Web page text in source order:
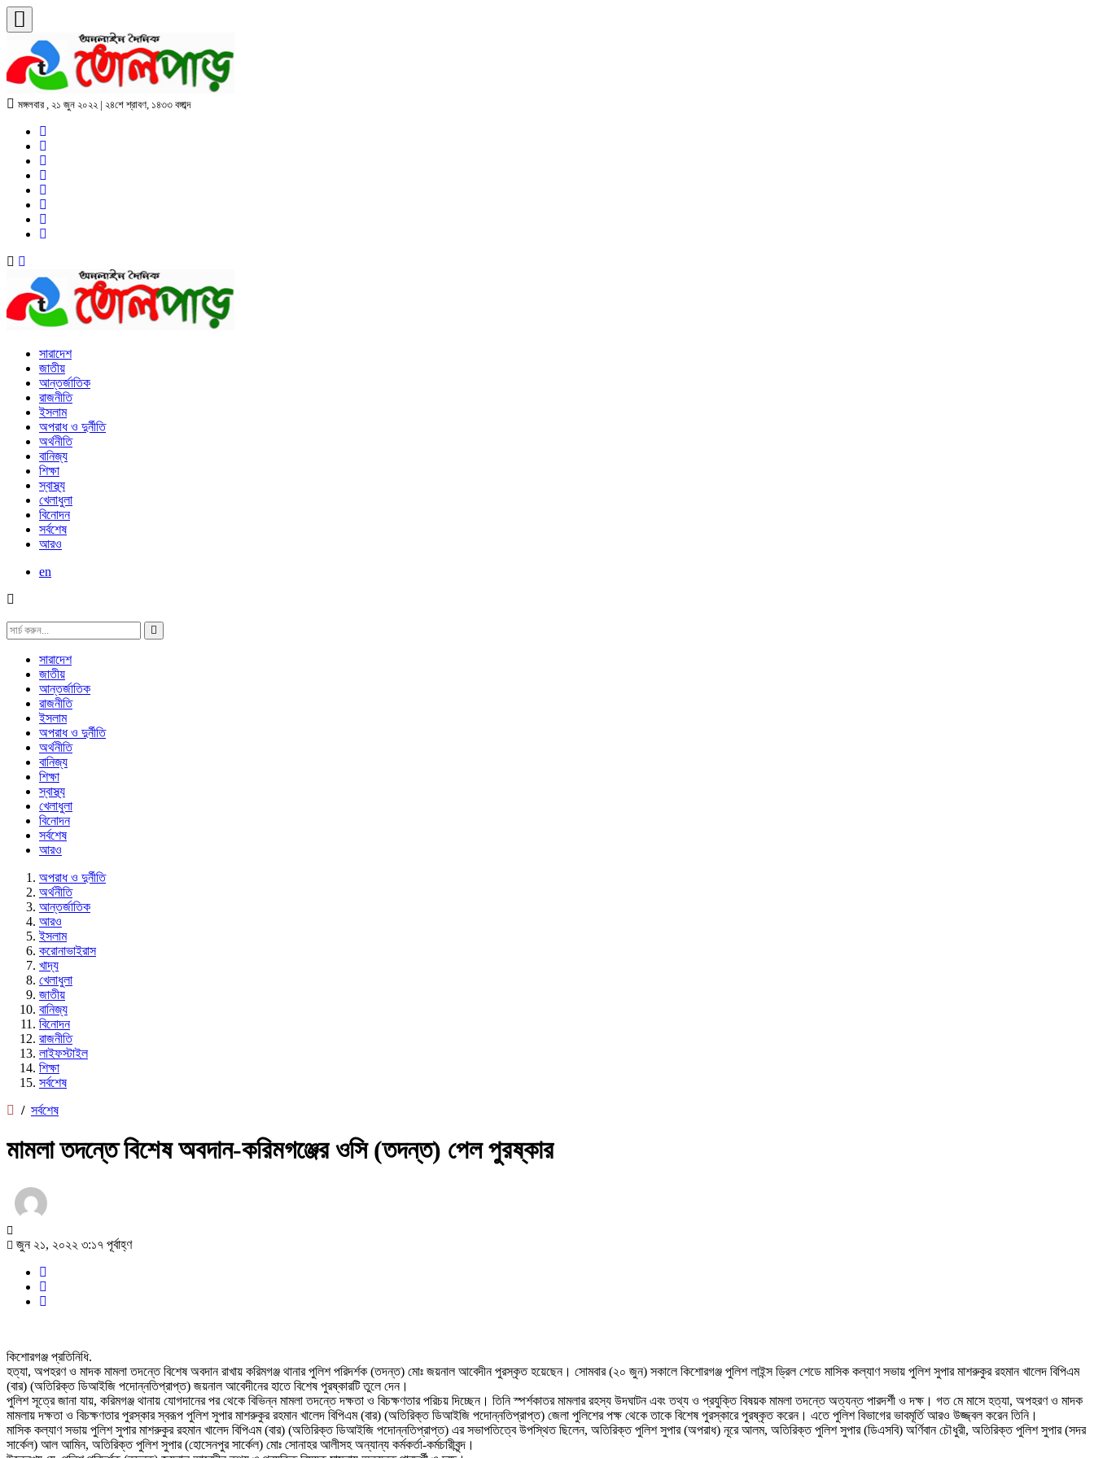
মঙ্গলবার , ২১ জুন ২০২২ | ২৪শে শ্রাবণ, ১৪৩৩ বঙ্গাব্দ
সারাদেশ
জাতীয়
আন্তর্জাতিক
রাজনীতি
ইসলাম
অপরাধ ও দুর্নীতি
অর্থনীতি
বানিজ্য
শিক্ষা
স্বাস্থ্য
খেলাধুলা
বিনোদন
সর্বশেষ
আরও
en
সারাদেশ
জাতীয়
আন্তর্জাতিক
রাজনীতি
ইসলাম
অপরাধ ও দুর্নীতি
অর্থনীতি
বানিজ্য
শিক্ষা
স্বাস্থ্য
খেলাধুলা
বিনোদন
সর্বশেষ
আরও
অপরাধ ও দুর্নীতি
অর্থনীতি
আন্তর্জাতিক
আরও
ইসলাম
করোনাভাইরাস
খাদ্য
খেলাধুলা
জাতীয়
বানিজ্য
বিনোদন
রাজনীতি
লাইফস্টাইল
শিক্ষা
সর্বশেষ
/ সর্বশেষ
মামলা তদন্তে বিশেষ অবদান-করিমগঞ্জের ওসি (তদন্ত) পেল পুরষ্কার
জুন ২১, ২০২২ ৩:১৭ পূর্বাহ্ণ
কিশোরগঞ্জ প্রতিনিধি.
হত্যা, অপহরণ ও মাদক মামলা তদন্তে বিশেষ অবদান রাখায় করিমগঞ্জ থানার পুলিশ পরিদর্শক (তদন্ত) মোঃ জয়নাল আবেদীন পুরস্কৃত হয়েছেন। সোমবার (২০ জুন) সকালে কিশোরগঞ্জ পুলিশ লাইন্স ড্রিল শেডে মাসিক কল্যাণ সভায় পুলিশ সুপার মাশরুকুর রহমান খালেদ বিপিএম
(বার) (অতিরিক্ত ডিআইজি পদোন্নতিপ্রাপ্ত) জয়নাল আবেদীনের হাতে বিশেষ পুরষ্কারটি তুলে দেন।
পুলিশ সূত্রে জানা যায়, করিমগঞ্জ থানায় যোগদানের পর থেকে বিভিন্ন মামলা তদন্তে দক্ষতা ও বিচক্ষণতার পরিচয় দিচ্ছেন। তিনি স্পর্শকাতর মামলার রহস্য উদঘাটন এবং তথ্য ও প্রযুক্তি বিষয়ক মামলা তদন্তে অত্যন্ত পারদর্শী ও দক্ষ। গত মে মাসে হত্যা, অপহরণ ও মাদক
মামলায় দক্ষতা ও বিচক্ষণতার পুরস্কার স্বরূপ পুলিশ সুপার মাশরুকুর রহমান খালেদ বিপিএম (বার) (অতিরিক্ত ডিআইজি পদোন্নতিপ্রাপ্ত) জেলা পুলিশের পক্ষ থেকে তাকে বিশেষ পুরস্কারে পুরষ্কৃত করেন। এতে পুলিশ বিভাগের ভাবমূর্তি আরও উজ্জ্বল করেন তিনি।
মাসিক কল্যাণ সভায় পুলিশ সুপার মাশরুকুর রহমান খালেদ বিপিএম (বার) (অতিরিক্ত ডিআইজি পদোন্নতিপ্রাপ্ত) এর সভাপতিত্বে উপস্থিত ছিলেন, অতিরিক্ত পুলিশ সুপার (অপরাধ) নূরে আলম, অতিরিক্ত পুলিশ সুপার (ডিএসবি) অর্ণিবান চৌধুরী, অতিরিক্ত পুলিশ সুপার (সদর
সার্কেল) আল আমিন, অতিরিক্ত পুলিশ সুপার (হোসেনপুর সার্কেল) মোঃ সোনাহর আলীসহ অন্যান্য কর্মকর্তা-কর্মচারীবৃন্দ।